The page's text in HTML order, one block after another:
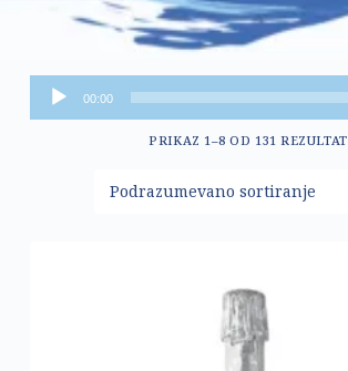
Pregledač
zvučnih
00:00
PRIKAZ 1–8 OD 131 REZULTAT